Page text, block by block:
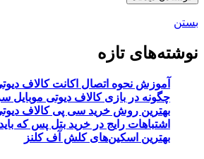
بستن
نوشته‌های تازه
آموزش نحوه اتصال اکانت کالاف
چگونه در بازی کالاف دیوتی موبایل
بهترین روش خرید سی پی کالاف
اشتباهات رایج در خرید بتل‌ پس که باید
بهترین اسکین‌های کلش آف کلنز